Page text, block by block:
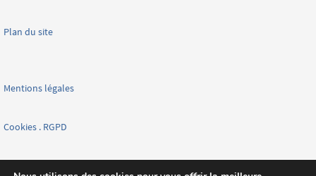
Plan du site
Mentions légales
Cookies . RGPD